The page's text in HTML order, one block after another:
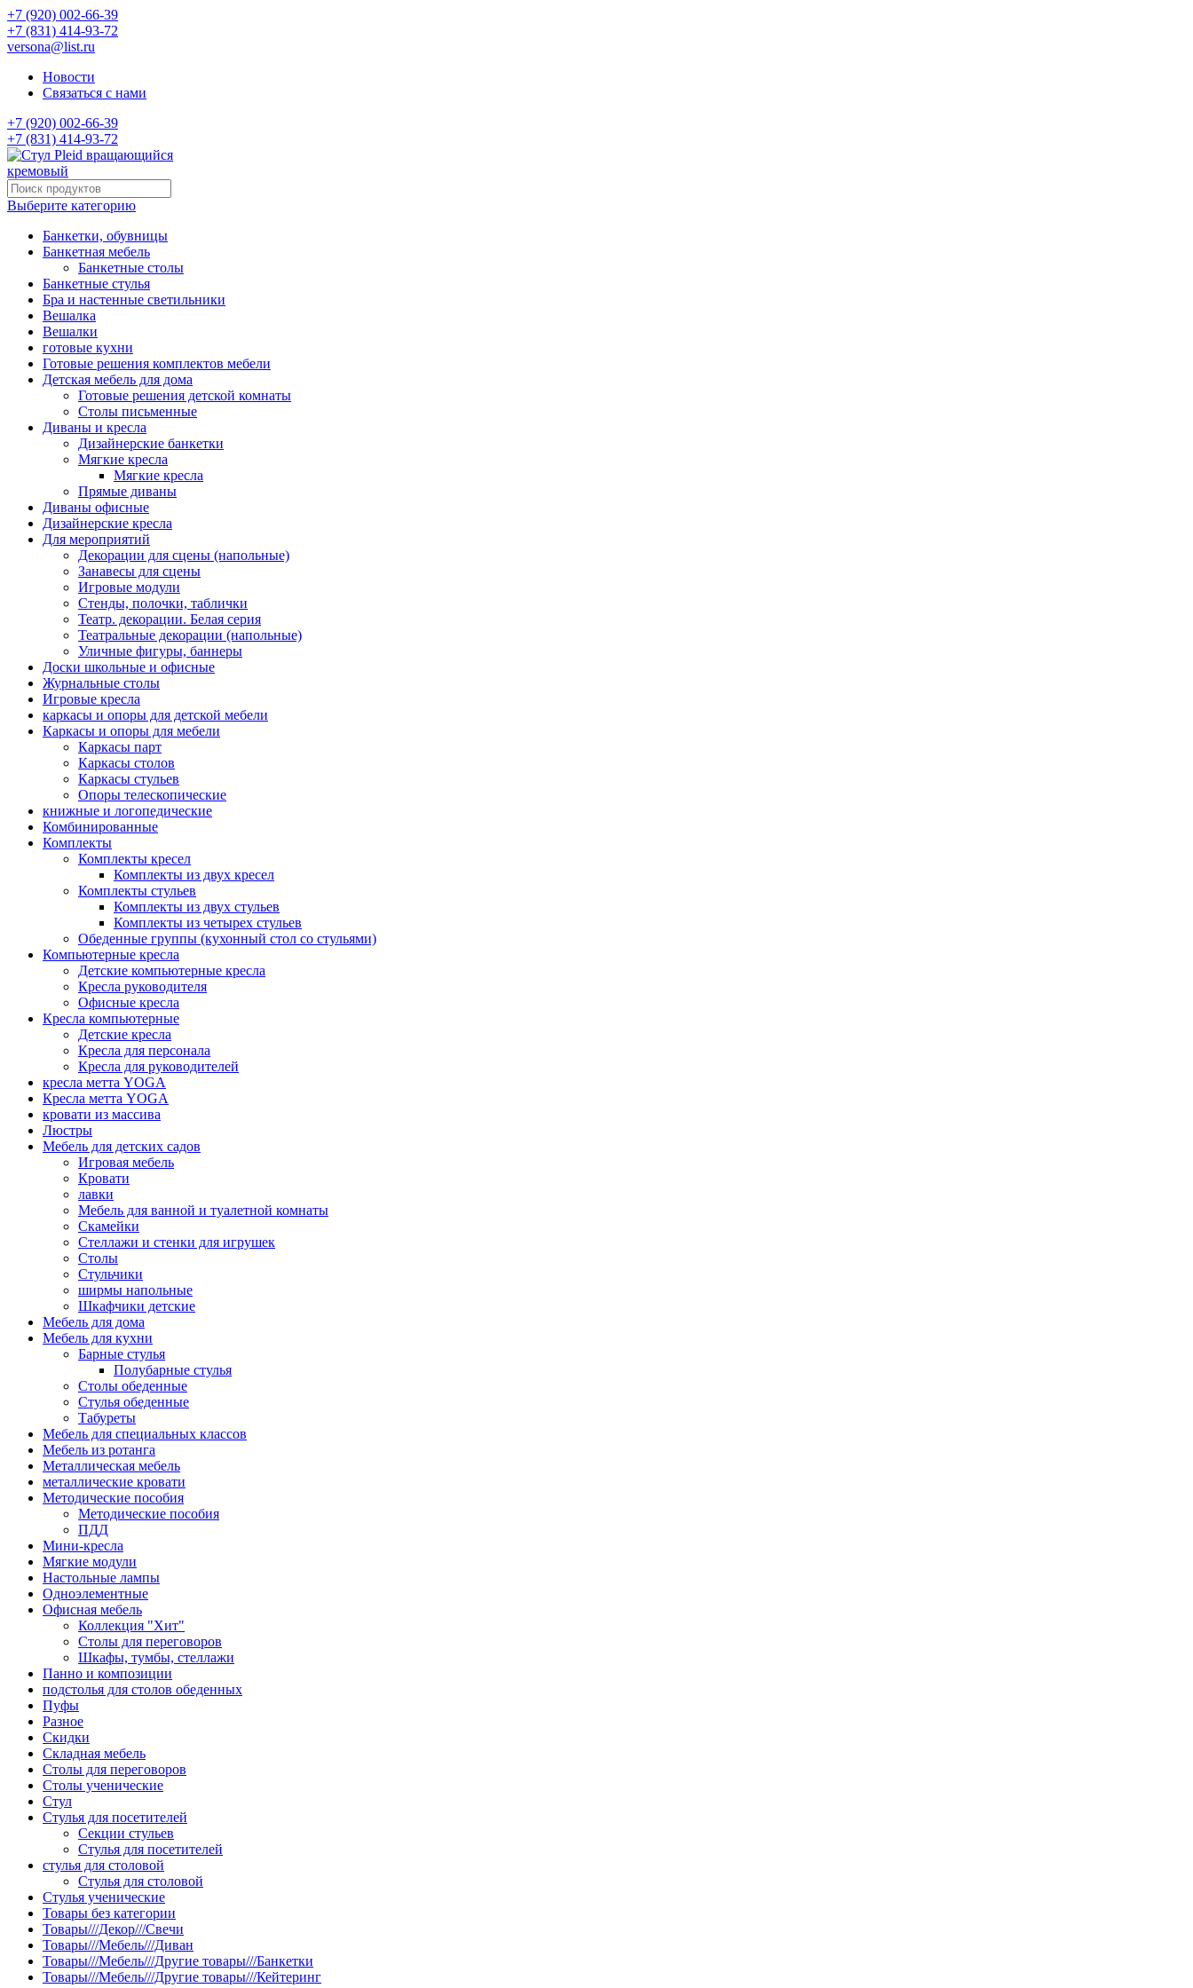
+7 (920) 002-66-39
+7 (831) 414-93-72
versona@list.ru
Новости
Связаться с нами
+7 (920) 002-66-39
+7 (831) 414-93-72
Выберите категорию
Банкетки, обувницы
Банкетная мебель
Банкетные столы
Банкетные стулья
Бра и настенные светильники
Вешалка
Вешалки
готовые кухни
Готовые решения комплектов мебели
Детская мебель для дома
Готовые решения детской комнаты
Столы письменные
Диваны и кресла
Дизайнерские банкетки
Мягкие кресла
Мягкие кресла
Прямые диваны
Диваны офисные
Дизайнерские кресла
Для мероприятий
Декорации для сцены (напольные)
Занавесы для сцены
Игровые модули
Стенды, полочки, таблички
Театр. декорации. Белая серия
Театральные декорации (напольные)
Уличные фигуры, баннеры
Доски школьные и офисные
Журнальные столы
Игровые кресла
каркасы и опоры для детской мебели
Каркасы и опоры для мебели
Каркасы парт
Каркасы столов
Каркасы стульев
Опоры телескопические
книжные и логопедические
Комбинированные
Комплекты
Комплекты кресел
Комплекты из двух кресел
Комплекты стульев
Комплекты из двух стульев
Комплекты из четырех стульев
Обеденные группы (кухонный стол со стульями)
Компьютерные кресла
Детские компьютерные кресла
Кресла руководителя
Офисные кресла
Кресла компьютерные
Детские кресла
Кресла для персонала
Кресла для руководителей
кресла метта YOGA
Кресла метта YOGA
кровати из массива
Люстры
Мебель для детских садов
Игровая мебель
Кровати
лавки
Мебель для ванной и туалетной комнаты
Скамейки
Стеллажи и стенки для игрушек
Столы
Стульчики
ширмы напольные
Шкафчики детские
Мебель для дома
Мебель для кухни
Барные стулья
Полубарные стулья
Столы обеденные
Стулья обеденные
Табуреты
Мебель для специальных классов
Мебель из ротанга
Металлическая мебель
металлические кровати
Методические пособия
Методические пособия
ПДД
Мини-кресла
Мягкие модули
Настольные лампы
Одноэлементные
Офисная мебель
Коллекция "Хит"
Столы для переговоров
Шкафы, тумбы, стеллажи
Панно и композиции
подстолья для столов обеденных
Пуфы
Разное
Скидки
Складная мебель
Столы для переговоров
Столы ученические
Стул
Стулья для посетителей
Секции стульев
Стулья для посетителей
стулья для столовой
Стулья для столовой
Стулья ученические
Товары без категории
Товары///Декор///Свечи
Товары///Мебель///Диван
Товары///Мебель///Другие товары///Банкетки
Товары///Мебель///Другие товары///Кейтеринг